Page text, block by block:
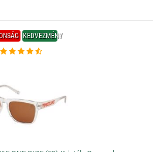
KEDVEZMÉNY